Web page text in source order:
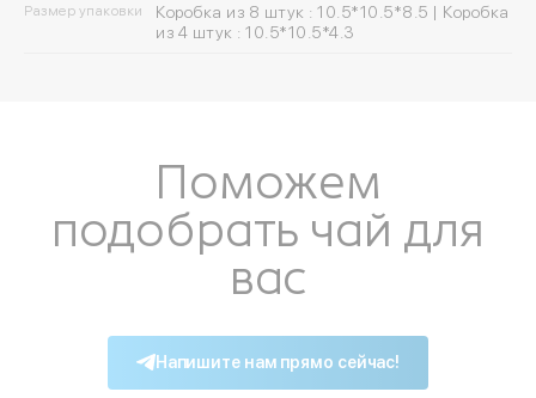
Размер упаковки
Коробка из 8 штук : 10.5*10.5*8.5 | Коробка
из 4 штук : 10.5*10.5*4.3
Поможем
подобрать чай для
вас
Напишите нам прямо сейчас!
Войдите в